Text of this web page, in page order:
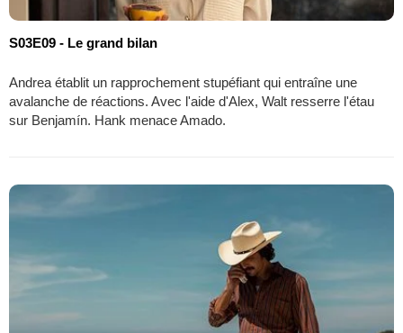
S03E09 - Le grand bilan
Andrea établit un rapprochement stupéfiant qui entraîne une
avalanche de réactions. Avec l'aide d'Alex, Walt resserre l'étau
sur Benjamín. Hank menace Amado.